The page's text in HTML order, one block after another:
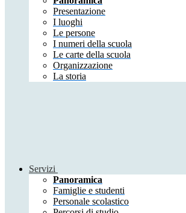
Presentazione
I luoghi
Le persone
I numeri della scuola
Le carte della scuola
Organizzazione
La storia
Servizi
Panoramica
Famiglie e studenti
Personale scolastico